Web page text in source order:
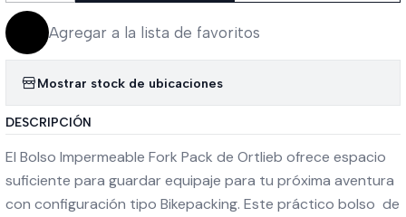
Agregar a la lista de favoritos
Mostrar stock de ubicaciones
DESCRIPCIÓN
El Bolso Impermeable Fork Pack de Ortlieb ofrece espacio
suficiente para guardar equipaje para tu próxima aventura
con configuración tipo Bikepacking. Este práctico bolso de